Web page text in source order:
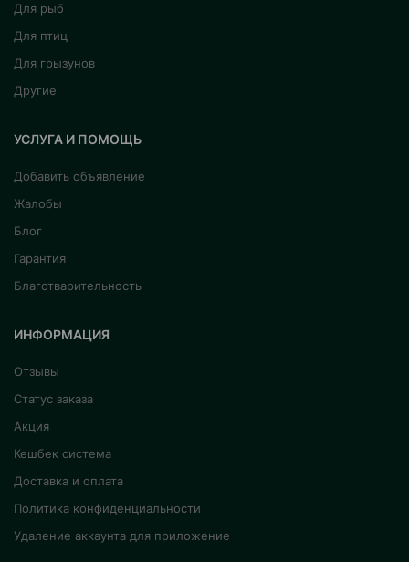
Для рыб
Для птиц
Для грызунов
Другие
УСЛУГА И ПОМОЩЬ
Добавить объявление
Жалобы
Блог
Гарантия
Благотварительность
ИНФОРМАЦИЯ
Отзывы
Статус заказа
Акция
Кешбек система
Доставка и оплата
Политика конфиденциальности
Удаление аккаунта для приложение